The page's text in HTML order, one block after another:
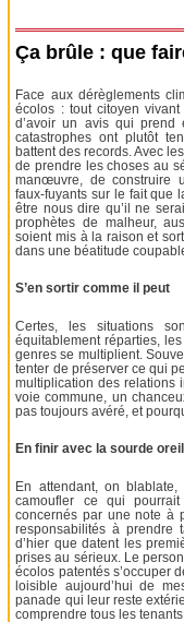
Ça brûle : que
Face aux dérèglements
écolos : tout citoyen
d’avoir un avis qui
catastrophes ont plutôt
battent des records. Avec
de prendre les choses au
manœuvre, de construire
faux-fuyants sur le fait que
être nous dire qu’il ne
prophètes de malheur,
soient mis à la raison et
dans une béatitude
S’en sortir comme il peut
Certes, les situations
équitablement réparties,
genres se multiplient.
tenter de préserver ce qui
multiplication des relations
voie commune, un
pas toujours avéré, et
En finir avec la sourde
En attendant, on
camoufler ce qui
concernés par une note à
responsabilités à prendre
d’hier que datent les
prises au sérieux. Le
écolos patentés s’occuper
loisible aujourd’hui de
panade qui leur reste
comprendre tous les